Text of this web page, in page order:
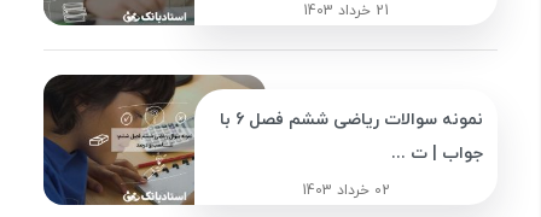
21 خرداد 1403
نمونه سوالات ریاضی ششم فصل 6 با
جواب | ت ...
02 خرداد 1403